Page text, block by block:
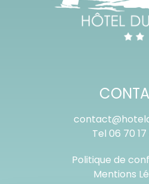
Tel06 70
Politique de
Mentions